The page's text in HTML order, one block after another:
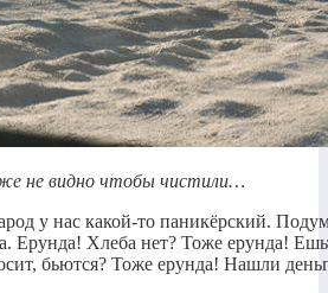
не видно чтобы чистили…
у нас какой-то паникёрский.
Ерунда! Хлеба нет? Тоже ерунда!
бьются? Тоже ерунда! Нашли